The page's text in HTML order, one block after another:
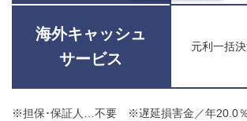
海外キャッシュ
サービス
元利一括
※担保･保証人…不要 ※遅延損害金／年20.0％